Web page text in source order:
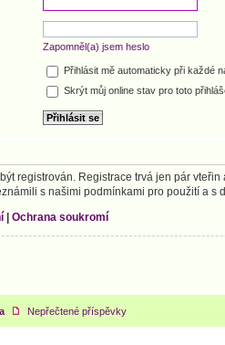
Zapomněl(a) jsem heslo
Přihlásit mě automaticky při každé
Skrýt můj online stav pro toto
registrován. Registrace trvá jen pár
s našimi podmínkami pro použití a
Ochrana soukromí
Nepřečtené příspěvky